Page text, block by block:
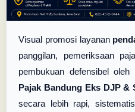
Visual promosi layanan
panggilan, pemeriksaan
pembukuan defensibel oleh
Pajak Bandung Eks DJP &
secara lebih rapi,